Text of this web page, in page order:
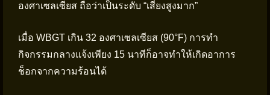
องศาเซลเซียส ถือว่าเป็นระดับ “เสี่ยงสูงมาก”
เมื่อ WBGT เกิน 32 องศาเซลเซียส (90°F) การทำ
กิจกรรมกลางแจ้งเพียง 15 นาทีก็อาจทำให้เกิดอาการ
ช็อกจากความร้อนได้